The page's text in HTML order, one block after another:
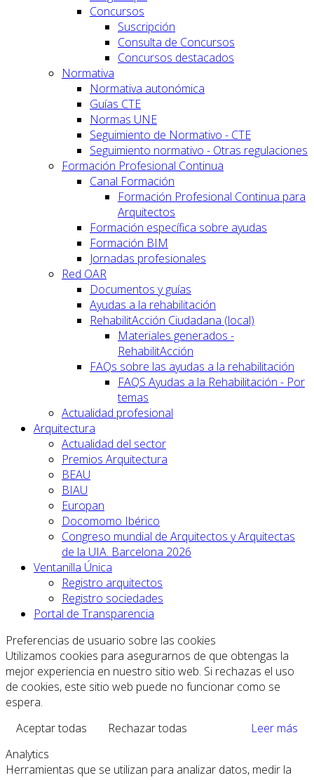
Concursos
Suscripción
Consulta de Concursos
Concursos destacados
Normativa
Normativa autonómica
Guías CTE
Normas UNE
Seguimiento de Normativo - CTE
Seguimiento normativo - Otras regulaciones
Formación Profesional Continua
Canal Formación
Formación Profesional Continua para
Arquitectos
Formación específica sobre ayudas
Formación BIM
Jornadas profesionales
Red OAR
Documentos y guías
Ayudas a la rehabilitación
RehabilitAcción Ciudadana (local)
Materiales generados -
RehabilitAcción
FAQs sobre las ayudas a la rehabilitación
FAQS Ayudas a la Rehabilitación - Por
temas
Actualidad profesional
Arquitectura
Actualidad del sector
Premios Arquitectura
BEAU
BIAU
Europan
Docomomo Ibérico
Congreso mundial de Arquitectos y Arquitectas
de la UIA. Barcelona 2026
Ventanilla Única
Registro arquitectos
Registro sociedades
Portal de Transparencia
Preferencias de usuario sobre las cookies
Utilizamos cookies para asegurarnos de que obtengas la
mejor experiencia en nuestro sitio web. Si rechazas el uso
de cookies, este sitio web puede no funcionar como se
espera.
Aceptar todas
Rechazar todas
Leer más
Analytics
Herramientas que se utilizan para analizar datos, medir la